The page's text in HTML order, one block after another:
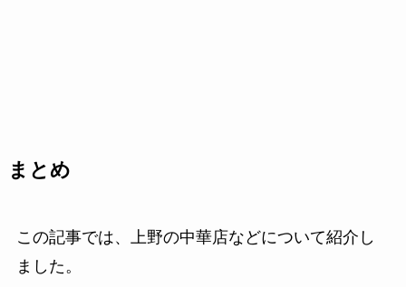
まとめ
この記事では、上野の中華店などについて紹介し
ました。